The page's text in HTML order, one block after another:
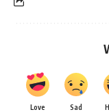
Love Sad